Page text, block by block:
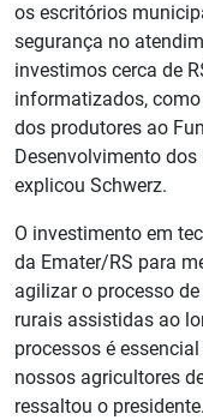
os escritórios
segurança no
investimos cerca de
informatizados,
dos produtores ao
Desenvolvimento
explicou Schwerz.
O investimento em
da Emater/RS para
agilizar o processo
rurais assistidas ao
processos é
nossos agricultores
ressaltou o presidente.